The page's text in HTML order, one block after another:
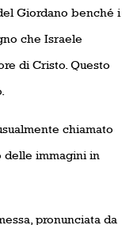
Giordano benché i
che Israele
di Cristo. Questo
chiamato
delle immagini in
pronunciata da